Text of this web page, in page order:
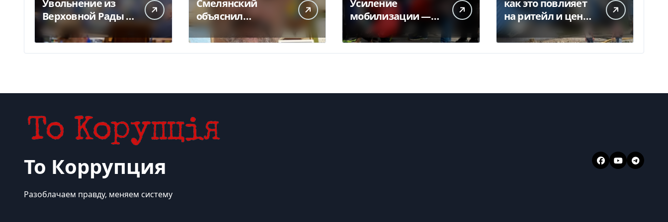
Увольнение из
Верховной Рады —
куда исчез 71
народный депутат
за семь лет
Смелянский
объяснил
конфликт
Укрпочты с НБУ из-
за платежек
Усиление
мобилизации —
кто из украинцев
потеряет право на
временную
как это повлияет
на ритейл и цены
— Delo.ua
То Коррупция
Разоблачаем правду, меняем систему